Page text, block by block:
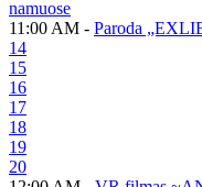
namuose
11:00 AM - Paroda
14
15
16
17
18
19
20